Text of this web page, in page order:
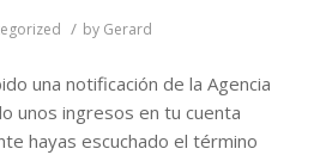
/ by Gerard
una notificación de la Agencia
unos ingresos en tu cuenta
hayas escuchado el término